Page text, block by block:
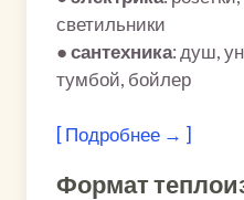
светильники
●сантехника: душ,
тумбой, бойлер
[ Подробнее → ]
Формат